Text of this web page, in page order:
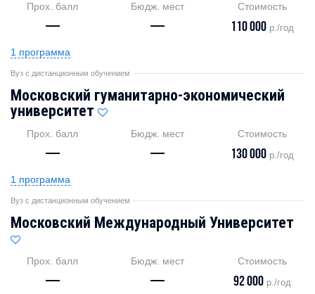
Прох. балл
—
Бюдж. мест
—
Стоимость
110 000 р./год
1 программа
Вуз с дистанционным обучением
Московский гуманитарно-экономический
университет
Прох. балл
—
Бюдж. мест
—
Стоимость
130 000 р./год
1 программа
Вуз с дистанционным обучением
Московский Международный Университет
Прох. балл
—
Бюдж. мест
—
Стоимость
92 000 р./год